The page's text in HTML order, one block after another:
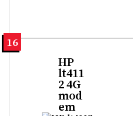
16
HP
lt411
2 4G
mod
em